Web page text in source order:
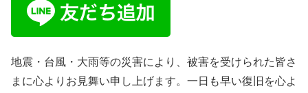
地震・台風・大雨等の災害により、被害を受けられた皆さ
まに心よりお見舞い申し上げます。一日も早い復旧を心よ